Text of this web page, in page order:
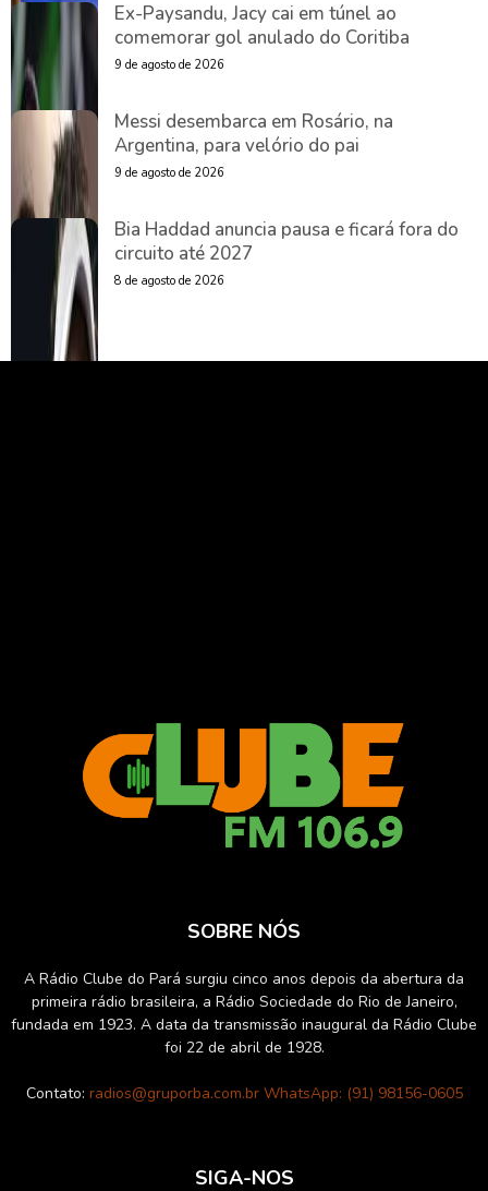
Ex-Paysandu, Jacy cai em túnel ao
comemorar gol anulado do Coritiba
9 de agosto de 2026
Messi desembarca em Rosário, na
Argentina, para velório do pai
9 de agosto de 2026
Bia Haddad anuncia pausa e ficará fora do
circuito até 2027
8 de agosto de 2026
SOBRE NÓS
A Rádio Clube do Pará surgiu cinco anos depois da abertura da
primeira rádio brasileira, a Rádio Sociedade do Rio de Janeiro,
fundada em 1923. A data da transmissão inaugural da Rádio Clube
foi 22 de abril de 1928.
Contato: radios@gruporba.com.br WhatsApp: (91) 98156-0605
SIGA-NOS